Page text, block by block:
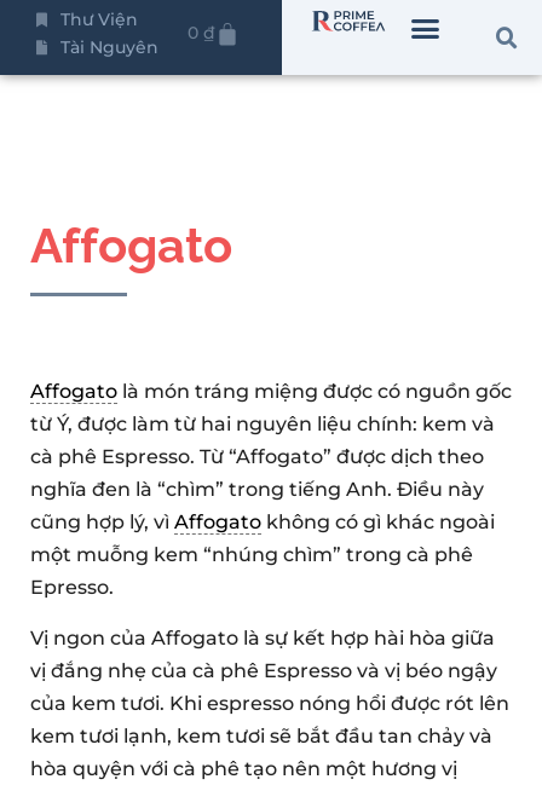
Thư Viện
Tài Nguyên
0 ₫
Affogato
Affogato là món tráng miệng được có nguồn gốc
từ Ý, được làm từ hai nguyên liệu chính: kem và
cà phê Espresso. Từ “Affogato” được dịch theo
nghĩa đen là “chìm” trong tiếng Anh. Điều này
cũng hợp lý, vì Affogato không có gì khác ngoài
một muỗng kem “nhúng chìm” trong cà phê
Epresso.
Vị ngon của Affogato là sự kết hợp hài hòa giữa
vị đắng nhẹ của cà phê Espresso và vị béo ngậy
của kem tươi. Khi espresso nóng hổi được rót lên
kem tươi lạnh, kem tươi sẽ bắt đầu tan chảy và
hòa quyện với cà phê tạo nên một hương vị